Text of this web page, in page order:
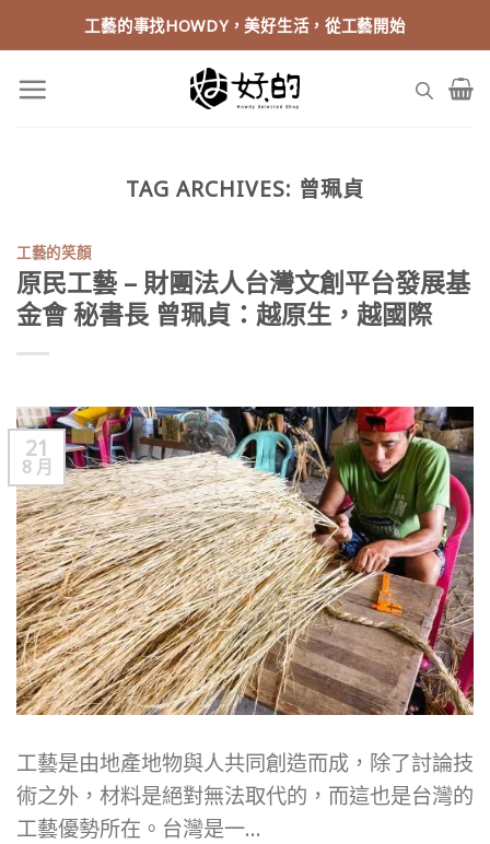
to
content
工藝的事找HOWDY，美好生活，從工藝開始
TAG ARCHIVES: 曾珮貞
工藝的笑顏
原民工藝 – 財團法人台灣文創平台發展基
金會 秘書長 曾珮貞：越原生，越國際
21
8 月
工藝是由地產地物與人共同創造而成，除了討論技
術之外，材料是絕對無法取代的，而這也是台灣的
工藝優勢所在。台灣是一…